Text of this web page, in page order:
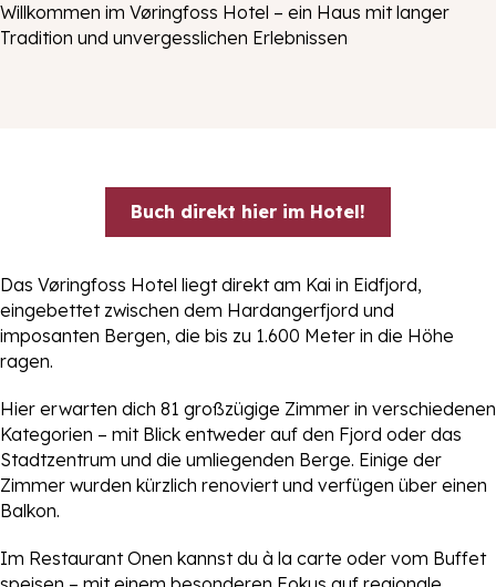
Willkommen im Vøringfoss Hotel – ein Haus mit langer
Tradition und unvergesslichen Erlebnissen
Buch direkt hier im Hotel!
Das Vøringfoss Hotel liegt direkt am Kai in Eidfjord,
eingebettet zwischen dem Hardangerfjord und
imposanten Bergen, die bis zu 1.600 Meter in die Höhe
ragen.
Hier erwarten dich 81 großzügige Zimmer in verschiedenen
Kategorien – mit Blick entweder auf den Fjord oder das
Stadtzentrum und die umliegenden Berge. Einige der
Zimmer wurden kürzlich renoviert und verfügen über einen
Balkon.
Im Restaurant Onen kannst du à la carte oder vom Buffet